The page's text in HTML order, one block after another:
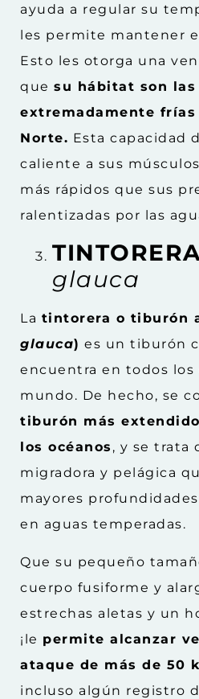
ayuda a regular su
les permite mantener
Esto les otorga una
que su hábitat son las
extremadamente
Norte. Esta capacidad
caliente a sus
más rápidos que sus
ralentizadas por las
glauca
La tintorera o tiburón
glauca) es un tiburón
encuentra en todos los
mundo. De hecho, se
tiburón más
los océanos , y se trata
migradora y pelágica
mayores
en aguas temperadas.
Que su pequeño
cuerpo fusiforme y
estrechas aletas y un
¡le permite alcanzar
ataque de más de 50
incluso algún registro